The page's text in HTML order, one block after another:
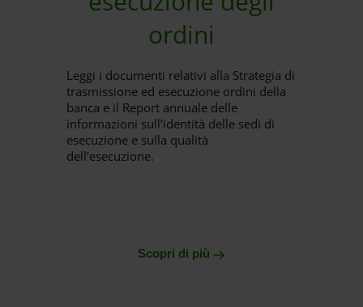
ordini
Leggi i documenti relativi alla Strategia di
trasmissione ed esecuzione ordini della
banca e il Report annuale delle
informazioni sull’identità delle sedi di
esecuzione e sulla qualità
dell’esecuzione.
Scopri di più